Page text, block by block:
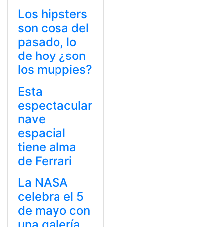
Los hipsters
son cosa del
pasado, lo
de hoy ¿son
los muppies?
Esta
espectacular
nave
espacial
tiene alma
de Ferrari
La NASA
celebra el 5
de mayo con